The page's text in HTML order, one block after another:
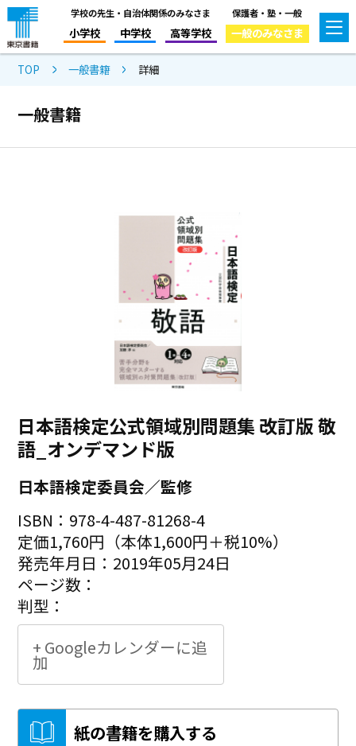
学校の先生・自治体関係のみなさま
小学校 中学校 高等学校
保護者・塾・一般
一般のみなさま
TOP 一般書籍 詳細
一般書籍
日本語検定公式領域別問題集 改訂版 敬
語_オンデマンド版
日本語検定委員会／監修
ISBN：978-4-487-81268-4
定価1,760円（本体1,600円＋税10%）
発売年月日：2019年05月24日
ページ数：
判型：
+ Googleカレンダーに追
加
紙の書籍を購入する